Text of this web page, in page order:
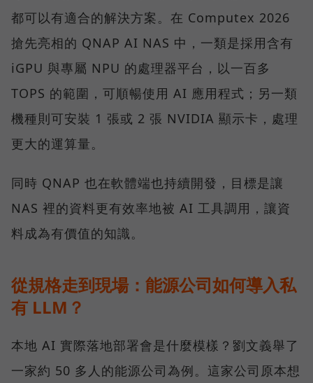
都可以有適合的解決方案。在 Computex 2026
搶先亮相的 QNAP AI NAS 中，一類是採用含有
iGPU 與專屬 NPU 的處理器平台，以一百多
TOPS 的範圍，可順暢使用 AI 應用程式；另一類
機種則可安裝 1 張或 2 張 NVIDIA 顯示卡，處理
更大的運算量。
同時 QNAP 也在軟體端也持續開發，目標是讓
NAS 裡的資料更有效率地被 AI 工具調用，讓資
料成為有價值的知識。
從規格走到現場：能源公司如何導入私
有 LLM？
本地 AI 實際落地部署會是什麼模樣？劉文義舉了
一家約 50 多人的能源公司為例。這家公司原本想